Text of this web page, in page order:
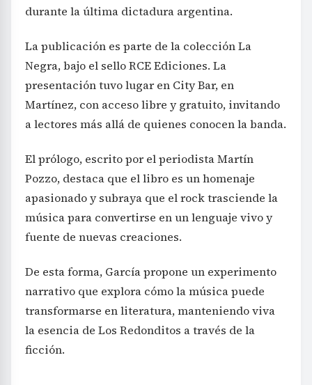
durante la última dictadura argentina.
La publicación es parte de la colección La
Negra, bajo el sello RCE Ediciones. La
presentación tuvo lugar en City Bar, en
Martínez, con acceso libre y gratuito, invitando
a lectores más allá de quienes conocen la banda.
El prólogo, escrito por el periodista Martín
Pozzo, destaca que el libro es un homenaje
apasionado y subraya que el rock trasciende la
música para convertirse en un lenguaje vivo y
fuente de nuevas creaciones.
De esta forma, García propone un experimento
narrativo que explora cómo la música puede
transformarse en literatura, manteniendo viva
la esencia de Los Redonditos a través de la
ficción.